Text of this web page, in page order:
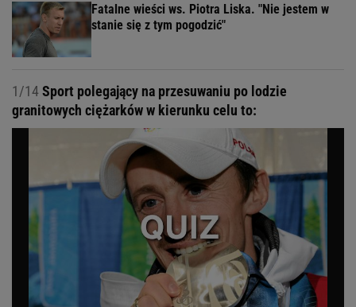
Fatalne wieści ws. Piotra Liska. "Nie jestem w
stanie się z tym pogodzić"
1/14Sport polegający na przesuwaniu po lodzie
granitowych ciężarków w kierunku celu to: